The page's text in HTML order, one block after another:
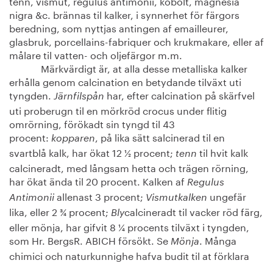
nigra &c. brännas til kalker, i synnerhet för färgors
beredning, som nyttjas antingen af emailleurer,
glasbruk, porcellains-fabriquer och krukmakare, eller af
målare til vatten- och oljefärgor m.m.
Märkvärdigt är, at alla desse metalliska kalker
erhålla genom calcination en betydande tilväxt uti
tyngden. Järnfilspån har, efter calcination på skärfvel
uti proberugn til en mörkröd crocus under flitig
omrörning, förökadt sin tyngd til 43
procent: kopparen, på lika sätt salcinerad til en
svartblå kalk, har ökat 12 ½ procent; tenn til hvit kalk
calcineradt, med långsam hetta och trägen rörning,
har ökat ända til 20 procent. Kalken af Regulus
Antimonii allenast 3 procent; Vismutkalken ungefär
lika, eller 2 ¾ procent; Blycalcineradt til vacker röd färg,
eller mönja, har gifvit 8 ¼ procents tilväxt i tyngden,
som Hr. BergsR. ABICH försökt. Se Mönja. Många
chimici och naturkunnighe hafva budit til at förklara